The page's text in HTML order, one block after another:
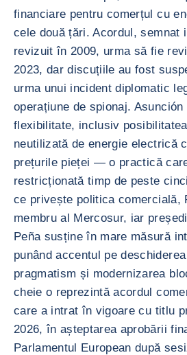
financiare pentru comerțul cu
cele două țări. Acordul, semnat
revizuit în 2009, urma să fie
2023, dar discuțiile au fost
urma unui incident diplomatic
operațiune de spionaj.
flexibilitate, inclusiv
neutilizată de energie electrică
prețurile pieței — o practică
restricționată timp de peste
ce privește politica comercială,
membru al Mercosur, iar
Peña susține în mare măsură
punând accentul pe
pragmatism și modernizarea
cheie o reprezintă acordul
care a intrat în vigoare cu titlu
2026, în așteptarea aprobării
Parlamentul European după